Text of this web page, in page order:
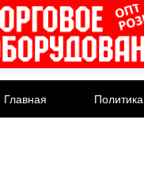
Главная